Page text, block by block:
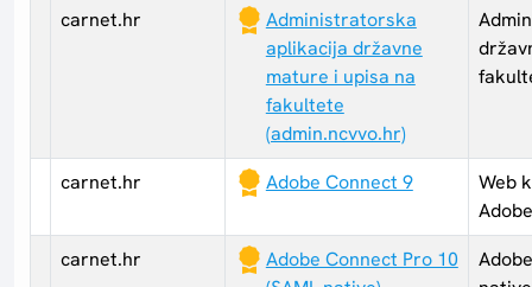
carnet.hr
Administratorska
aplikacija državne
mature i upisa na
fakultete
(admin.ncvvo.hr)
carnet.hr Adobe Connect 9
Web
carnet.hr
Adobe Connect Pro 10